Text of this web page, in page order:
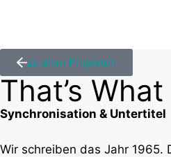
zu allen Projekten
That’s
Synchronisation & Untertitel
Wir schreiben das Jahr 1965.